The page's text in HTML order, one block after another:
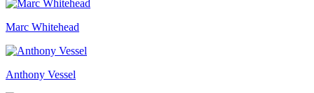
Marc Whitehead
Anthony Vessel